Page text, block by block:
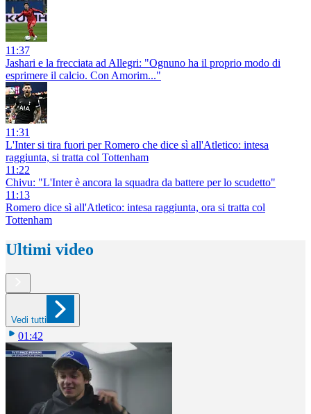
11:37
Jashari e la frecciata ad Allegri: "Ognuno ha il proprio modo di
esprimere il calcio. Con Amorim..."
11:31
L'Inter si tira fuori per Romero che dice sì all'Atletico: intesa
raggiunta, si tratta col Tottenham
11:22
Chivu: "L'Inter è ancora la squadra da battere per lo scudetto"
11:13
Romero dice sì all'Atletico: intesa raggiunta, ora si tratta col
Tottenham
Ultimi video
Vedi tutti
01:42